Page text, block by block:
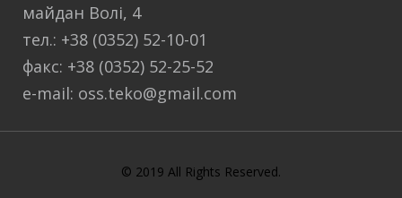
майдан Волі, 4
тел.: +38 (0352) 52-10-01
факс: +38 (0352) 52-25-52
e-mail: oss.teko@gmail.com
© 2019 All Rights Reserved.